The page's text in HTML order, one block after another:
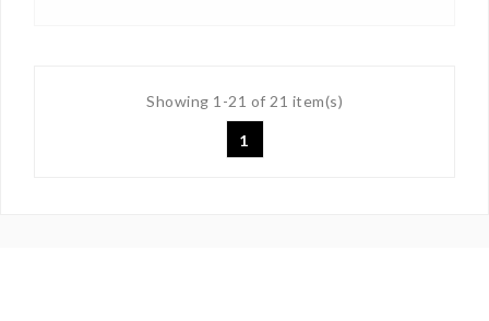
Showing 1-21 of 21 item(s)
1